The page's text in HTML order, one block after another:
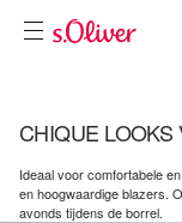
CHIQUE
Ideaal voor comfortabele
en hoogwaardige blazers.
avonds tijdens de borrel.